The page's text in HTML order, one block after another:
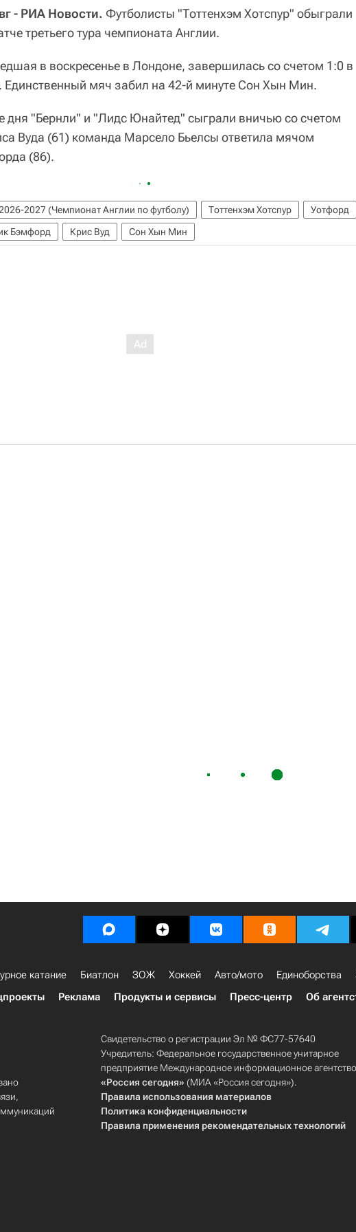
- РИА Новости. Футболисты "Тоттенхэм Хотспур" обыграли
третьего тура чемпионата Англии.
в воскресенье в Лондоне, завершилась со счетом 1:0 в
Единственный мяч забил на 42-й минуте Сон Хын Мин.
дня "Бернли" и "Лидс Юнайтед" сыграли вничью со счетом
Вуда (61) команда Марсело Бьелсы ответила мячом
(86).
2027 (Чемпионат Англии по футболу) Тоттенхэм Хотспур
Уотфорд
Бэмфорд Крис Вуд Сон Хын Мин
катание Биатлон ЗОЖ Хоккей Авто/мото Единоборства
Реклама Продукты и сервисы Пресс-центр Об
Свидетельство о регистрации Эл № ФС77-57640
Учредитель: Федеральное государственное унитарное
предприятие Международное информационное агентство
«Россия сегодня» (МИА «Россия сегодня»).
Правила использования материалов
Политика конфиденциальности
Правила применения рекомендательных технологий